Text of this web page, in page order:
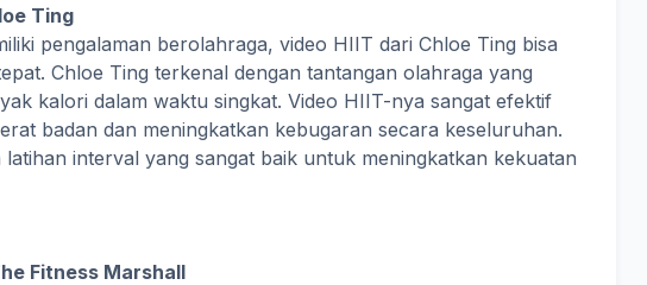
Ting
pengalaman berolahraga, video HIIT dari Chloe Ting bisa
Chloe Ting terkenal dengan tantangan olahraga yang
kalori dalam waktu singkat. Video HIIT-nya sangat efektif
badan dan meningkatkan kebugaran secara keseluruhan.
latihan interval yang sangat baik untuk meningkatkan kekuatan
Fitness Marshall